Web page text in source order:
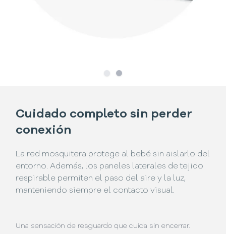
SlideSlide
Cuidado completo sin perder
conexión
La red mosquitera protege al bebé sin aislarlo del
entorno. Además, los paneles laterales de tejido
respirable permiten el paso del aire y la luz,
manteniendo siempre el contacto visual.
Una sensación de resguardo que cuida sin encerrar.